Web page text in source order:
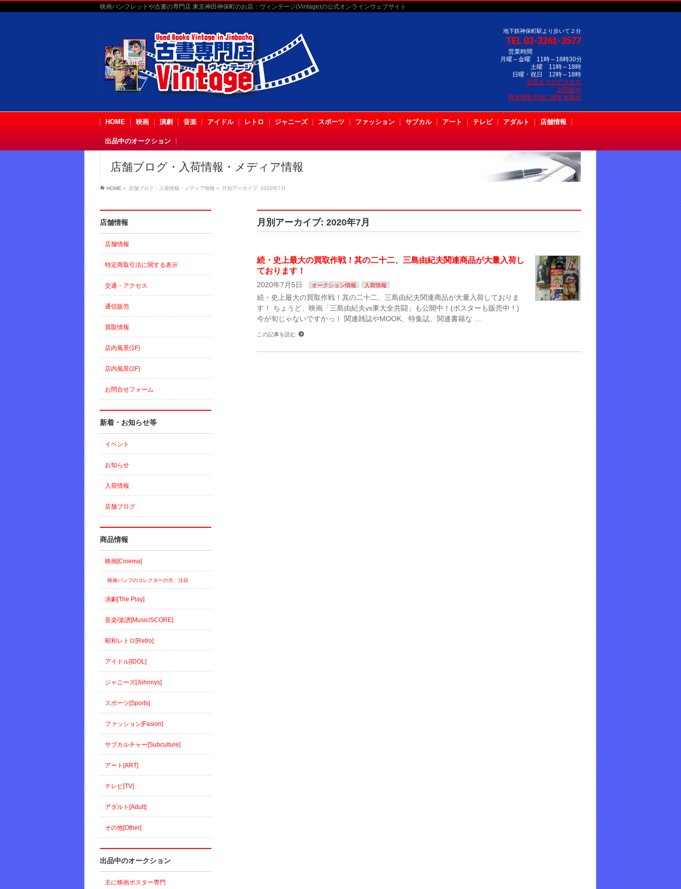
映画パンフレットや古書の専門店 東京神田神保町のお店：ヴィンテージ(Vintage)の公式オンラインウェブサイト
地下鉄神保町駅より歩いて２分
TEL 03-3261-3577
営業時間
月曜～金曜 11時～18時30分
土曜 11時～18時
日曜・祝日 12時～18時
当店までのアクセス
お問合せ
特定商取引法に関する表示
HOME 映画 演劇 音楽 アイドル レトロ ジャニーズ スポーツ ファッション サブカル アート テレビ アダルト 店舗情報
出品中のオークション
店舗ブログ・入荷情報・メディア情報
HOME » 店舗ブログ・入荷情報・メディア情報 » 月別アーカイブ: 2020年7月
月別アーカイブ: 2020年7月
続・史上最大の買取作戦！其の二十二、三島由紀夫関連商品が大量入荷し
ております！
2020年7月5日 オークション情報 入荷情報
続・史上最大の買取作戦！其の二十二、三島由紀夫関連商品が大量入荷しておりま
す！ ちょうど、映画「三島由紀夫vs東大全共闘」も公開中！(ポスターも販売中！)
今が旬じゃないですかっ！ 関連雑誌やMOOK、特集誌、関連書籍な …
この記事を読む
店舗情報
店舗情報
特定商取引法に関する表示
交通・アクセス
通信販売
買取情報
店内風景(1F)
店内風景(2F)
お問合せフォーム
新着・お知らせ等
イベント
お知らせ
入荷情報
店舗ブログ
商品情報
映画[Cinema]
映画パンフのコレクターの方、注目
演劇[The Play]
音楽/楽譜[Music/SCORE]
昭和レトロ[Retro]
アイドル[IDOL]
ジャニーズ[Johnnys]
スポーツ[Sports]
ファッション[Fasion]
サブカルチャー[Subculture]
アート[ART]
テレビ[TV]
アダルト[Adult]
その他[Other]
出品中のオークション
主に映画ポスター専門